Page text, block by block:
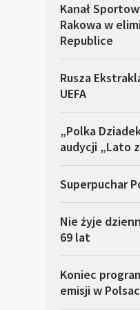
Kanał
Rakowa w
Republice
Rusza
UEFA
„Polka
audycji „Lato
Superpuchar
Nie żyje
69 lat
Koniec
emisji w